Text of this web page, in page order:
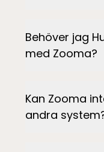
Behöver jag
med Zooma?
Kan Zooma
andra